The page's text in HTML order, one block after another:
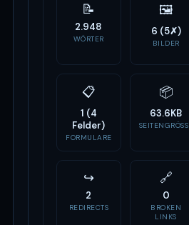
📝
2.948
WÖRTER
🖼
6 (5✗)
BILDER
📋
1 (4
Felder)
FORMULARE
📦
63.6KB
SEITENGRÖSSE
↪
2
REDIRECTS
🔗
0
BROKEN
LINKS